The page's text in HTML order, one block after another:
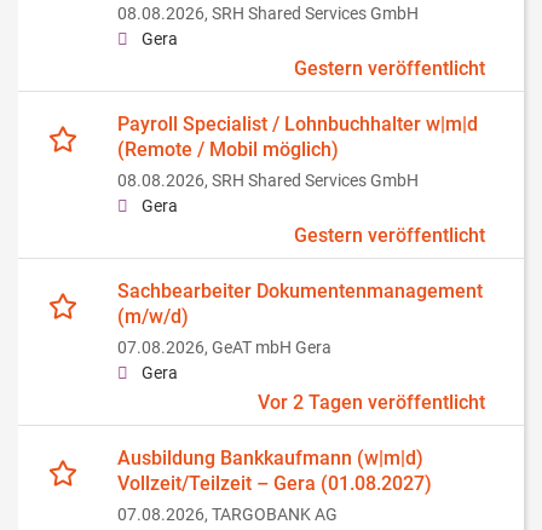
08.08.2026, SRH Shared Services GmbH
Gera
Gestern veröffentlicht
Payroll Specialist / Lohnbuchhalter w|m|d
(Remote / Mobil möglich)
08.08.2026, SRH Shared Services GmbH
Gera
Gestern veröffentlicht
Sachbearbeiter Dokumentenmanagement
(m/w/d)
07.08.2026, GeAT mbH Gera
Gera
Vor 2 Tagen veröffentlicht
Ausbildung Bankkaufmann (w|m|d)
Vollzeit/Teilzeit – Gera (01.08.2027)
07.08.2026, TARGOBANK AG